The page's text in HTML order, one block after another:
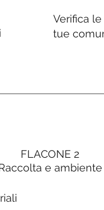
Verifica
tue
FLACONE 2
e ambiente